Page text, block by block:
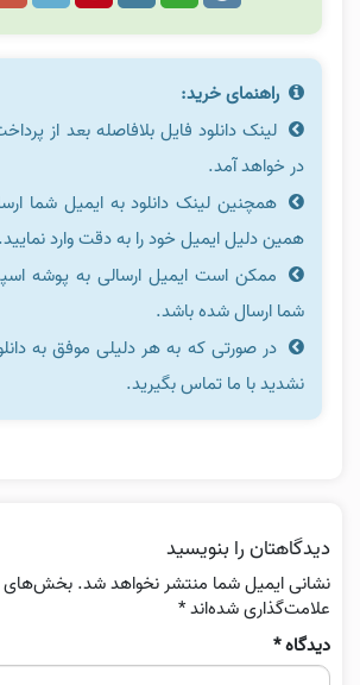
راهنمای خرید:
لینک دانلود فایل بلافاصله بعد از
در خواهد آمد.
همچنین لینک دانلود به ایمیل شما
همین دلیل ایمیل خود را به دقت وارد نمایید.
شما ارسال شده باشد.
در صورتی که به هر دلیلی موفق به
نشدید با ما تماس بگیرید.
دیدگاهتان را بنویسید
نشانی ایمیل شما منتشر نخواهد شد. بخش‌های
علامت‌گذاری شده‌اند*
دیدگاه*